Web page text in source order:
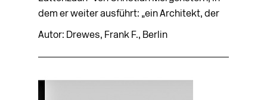
dem er weiter ausführt: „ein Architekt, der
Autor: Drewes, Frank F., Berlin